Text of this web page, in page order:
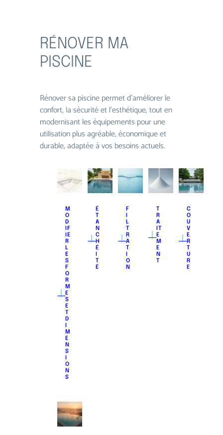
RÉNOVER MA
PISCINE
Rénover sa piscine permet d’améliorer le
confort, la sécurité et l’esthétique, tout en
modernisant les équipements pour une
utilisation plus agréable, économique et
durable, adaptée à vos besoins actuels.
｜
M
O
D
IF
IE
R
L
E
S
F
O
R
M
E
S
E
T
D
M
E
N
S
O
N
S
｜
É
T
A
N
C
H
É
T
É
｜
F
L
T
R
A
T
O
N
｜
T
R
A
IT
E
M
E
N
T
｜
C
O
U
V
E
R
T
U
R
E